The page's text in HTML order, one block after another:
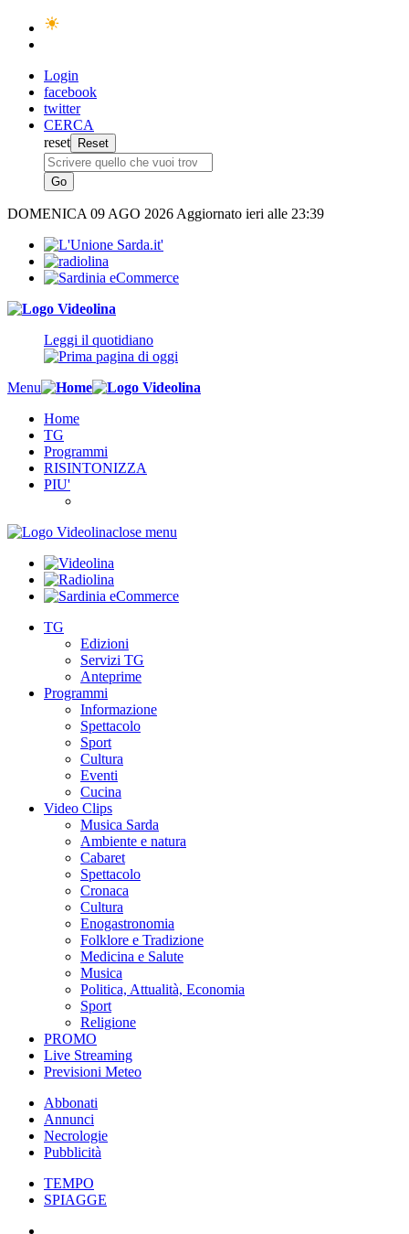
Login
facebook
twitter
CERCA
reset
DOMENICA 09 AGO 2026 Aggiornato ieri alle 23:39
Leggi il quotidiano
Menu
Home
TG
Programmi
RISINTONIZZA
PIU'
close menu
TG
Edizioni
Servizi TG
Anteprime
Programmi
Informazione
Spettacolo
Sport
Cultura
Eventi
Cucina
Video Clips
Musica Sarda
Ambiente e natura
Cabaret
Spettacolo
Cronaca
Cultura
Enogastronomia
Folklore e Tradizione
Medicina e Salute
Musica
Politica, Attualità, Economia
Sport
Religione
PROMO
Live Streaming
Previsioni Meteo
Abbonati
Annunci
Necrologie
Pubblicità
TEMPO
SPIAGGE